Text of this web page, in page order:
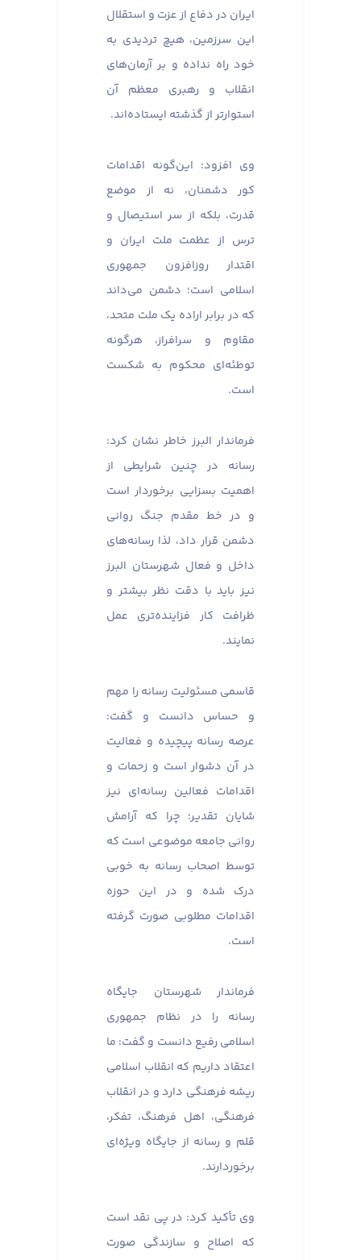
ایران در دفاع از عزت و استقلال
این سرزمین، هیچ تردیدی به
خود راه نداده و بر آرمان‌های
انقلاب و رهبری معظم آن
استوارتر از گذشته ایستاده‌اند.
وی افزود: این‌گونه اقدامات
کور دشمنان، نه از موضع
قدرت، بلکه از سر استیصال و
ترس از عظمت ملت ایران و
اقتدار روزافزون جمهوری
اسلامی است؛ دشمن می‌داند
که در برابر اراده یک ملت متحد،
مقاوم و سرافراز، هرگونه
توطئه‌ای محکوم به شکست
است.
فرماندار البرز خاطر نشان کرد:
رسانه در چنین شرایطی از
اهمیت بسزایی برخوردار است
و در خط مقدم جنگ روانی
دشمن قرار داد، لذا رسانه‌های
داخل و فعال شهرستان البرز
نیز باید با دقت نظر بیشتر و
ظرافت کار فزاینده‌تری عمل
نمایند.
قاسمی مسئولیت رسانه را مهم
و حساس دانست و گفت:
عرصه رسانه پیچیده و فعالیت
در آن دشوار است و زحمات و
اقدامات فعالین رسانه‌ای نیز
شایان تقدیر؛ چرا که آرامش
روانی جامعه موضوعی است که
توسط اصحاب رسانه به خوبی
درک شده و در این حوزه
اقدامات مطلوبی صورت گرفته
است.
فرماندار شهرستان جایگاه
رسانه را در نظام جمهوری
اسلامی رفیع دانست و گفت: ما
اعتقاد داریم که انقلاب اسلامی
ریشه فرهنگی دارد و در انقلاب
فرهنگی، اهل فرهنگ، تفکر،
قلم و رسانه از جایگاه ویژه‌ای
برخوردارند.
وی تأکید کرد: در پی نقد است
که اصلاح و سازندگی صورت